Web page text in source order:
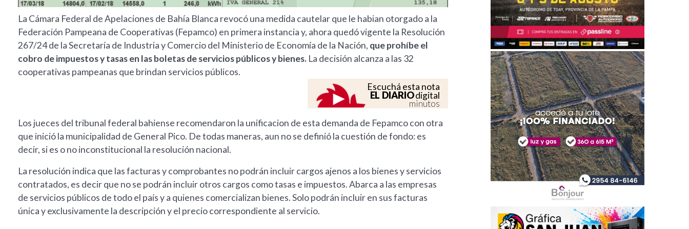
La Cámara Federal de Apelaciones de Bahía Blanca revocó una medida cautelar que le habian otorgado a la
Federación Pampeana de Cooperativas (Fepamco) en primera instancia y, ahora quedó vigente la Resolución
267/24 de la Secretaría de Industria y Comercio del Ministerio de Economía de la Nación, que prohíbe el
cobro de impuestos y tasas en las boletas de servicios públicos y bienes. La decisión alcanza a las 32
cooperativas pampeanas que brindan servicios públicos.
Escuchá esta nota
EL DIARIOdigital
minutos
Los jueces del tribunal federal bahiense recomendaron la unificacion de esta demanda de Fepamco con otra
que inició la municipalidad de General Pico. De todas maneras, aun no se definió la cuestión de fondo: es
decir, si es o no inconstitucional la resolución nacional.
La resolución indica que las facturas y comprobantes no podrán incluir cargos ajenos a los bienes y servicios
contratados, es decir que no se podrán incluir otros cargos como tasas e impuestos. Abarca a las empresas
de servicios públicos de todo el país y a quienes comercializan bienes. Solo podrán incluir en sus facturas
única y exclusivamente la descripción y el precio correspondiente al servicio.